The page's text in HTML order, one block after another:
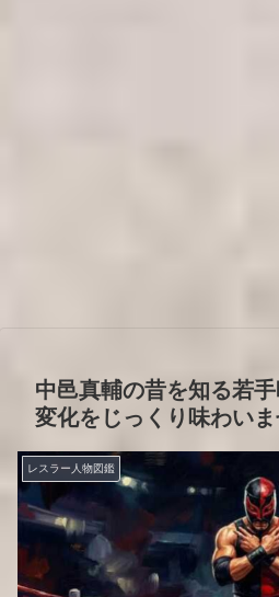
中邑真輔の昔を知る若
変化をじっくり味わいま
レスラー人物図鑑